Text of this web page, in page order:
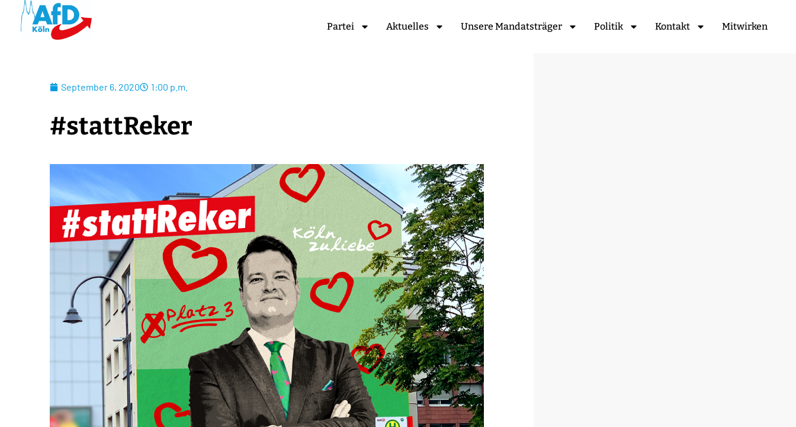
Partei Aktuelles Unsere Mandatsträger Politik Kontakt Mitwirken
September 6, 2020 1:00 p.m.
#stattReker